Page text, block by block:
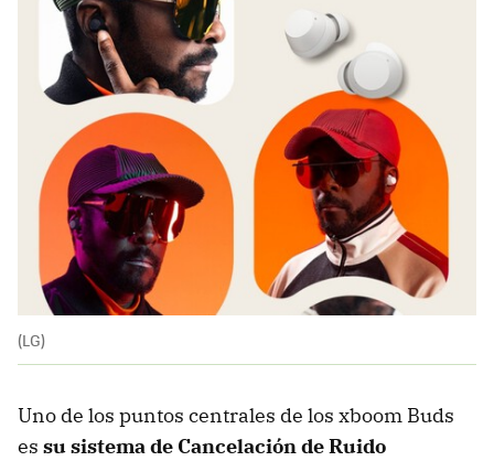
(LG)
Uno de los puntos centrales de los xboom Buds
es su sistema de Cancelación de Ruido